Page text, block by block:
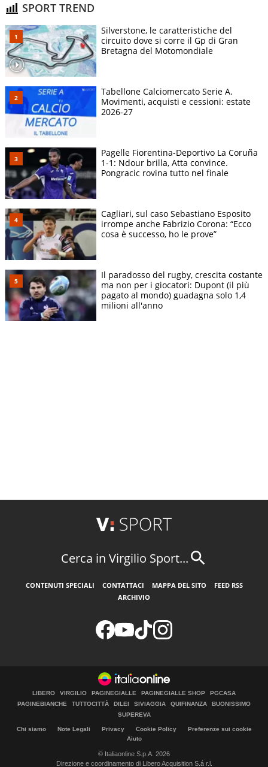
SPORT TREND
Silverstone, le caratteristiche del
circuito dove si corre il Gp di Gran
Bretagna del Motomondiale
Tabellone Calciomercato Serie A.
Movimenti, acquisti e cessioni: estate
2026-27
Pagelle Fiorentina-Deportivo La Coruña
1-1: Ndour brilla, Atta convince.
Pongracic rovina tutto nel finale
Cagliari, sul caso Sebastiano Esposito
irrompe anche Fabrizio Corona: “Ecco
cosa è successo, ho le prove”
Il paradosso del rugby, crescita costante
ma non per i giocatori: Dupont (il più
pagato al mondo) guadagna solo 1,4
milioni all'anno
Cerca in Virgilio Sport...
CONTENUTI SPECIALI CONTATTACI MAPPA DEL SITO
FEED RSS
ARCHIVIO
LIBERO VIRGILIO PAGINEGIALLE PAGINEGIALLE SHOP
PGCASA
PAGINEBIANCHE
TUTTOCITTÀ DILEI SIVIAGGIA QUIFINANZA
BUONISSIMO
SUPEREVA
Chi siamo Note Legali Privacy Cookie Policy
Preferenze sui cookie
Aiuto
© Italiaonline S.p.A. 2026
Direzione e coordinamento di Libero Acquisition S.á r.l.